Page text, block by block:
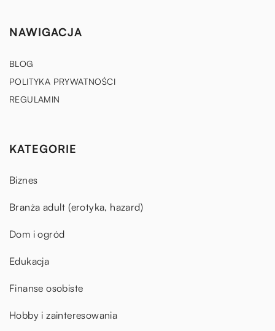
NAWIGACJA
BLOG
POLITYKA PRYWATNOŚCI
REGULAMIN
KATEGORIE
Biznes
Branża adult (erotyka, hazard)
Dom i ogród
Edukacja
Finanse osobiste
Hobby i zainteresowania